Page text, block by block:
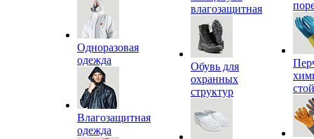
Одноразовая
одежда
Влагозащитная
одежда
влагозащитная
Обувь для
охранных
структур